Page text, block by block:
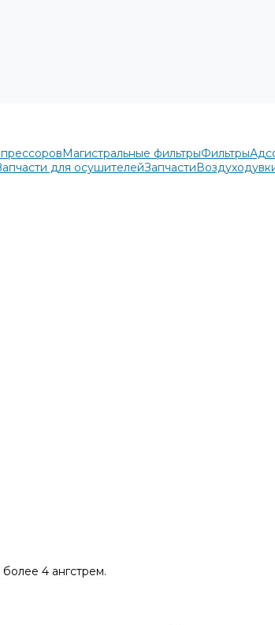
Магистральные фильтрыФильтры
для осушителейЗапчасти
4 ангстрем.